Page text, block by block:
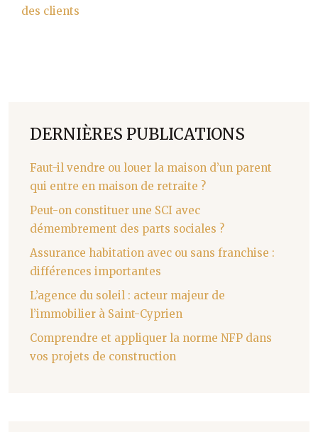
des clients
DERNIÈRES PUBLICATIONS
Faut-il vendre ou louer la maison d’un parent
qui entre en maison de retraite ?
Peut-on constituer une SCI avec
démembrement des parts sociales ?
Assurance habitation avec ou sans franchise :
différences importantes
L’agence du soleil : acteur majeur de
l’immobilier à Saint-Cyprien
Comprendre et appliquer la norme NFP dans
vos projets de construction